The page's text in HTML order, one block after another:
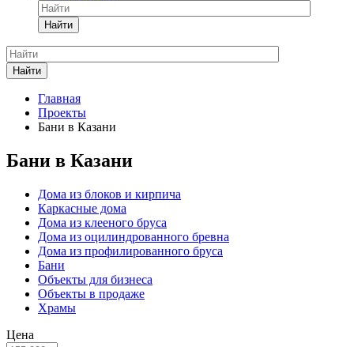
Найти
Найти
Главная
Проекты
Бани в Казани
Бани в Казани
Дома из блоков и кирпича
Каркасные дома
Дома из клееного бруса
Дома из оцилиндрованного бревна
Дома из профилированного бруса
Бани
Объекты для бизнеса
Объекты в продаже
Храмы
Цена